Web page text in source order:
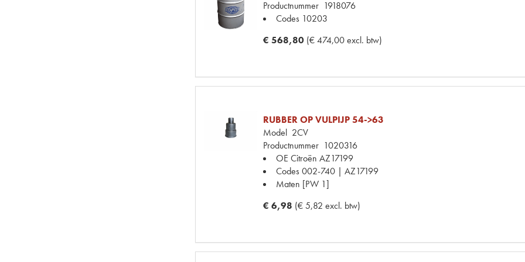
Productnummer 1918076
Codes 10203
€ 568,80 (€ 474,00 excl. btw)
RUBBER OP VULPIJP 54->63
Model 2CV
Productnummer 1020316
OE Citroën AZ17199
Codes002-740 | AZ17199
Maten [PW 1]
€ 6,98 (€ 5,82 excl. btw)